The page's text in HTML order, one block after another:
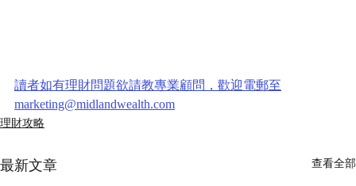
讀者如有理財問題欲請教專業顧問，歡迎電郵至
marketing@midlandwealth.com
理財攻略
最新文章 查看全部